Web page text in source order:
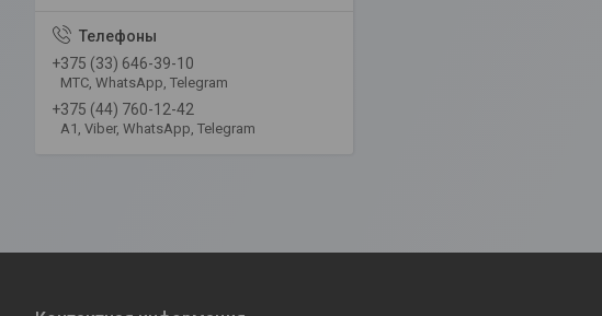
+375 (33) 646-39-10
МТС, WhatsApp, Telegram
+375 (44) 760-12-42
А1, Viber, WhatsApp, Telegram